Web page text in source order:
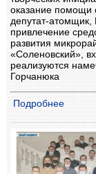
оказание помощи
депутат-
привлечение
развития
«Соленовский»,
реализуются
Горчанюка
Подробнее